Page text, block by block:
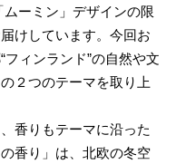
ムーミン」デザインの限
けしています。今回お
ィンランド”の自然や文
２つのテーマを取り上
香りもテーマに沿った
香り」は、北欧の冬空